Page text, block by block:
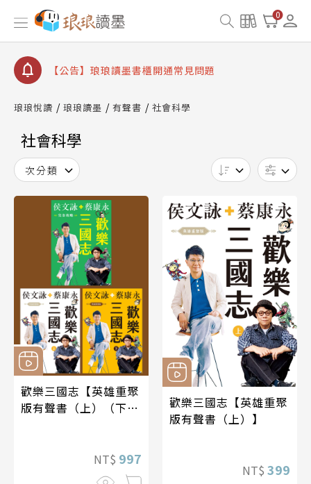
0
【公告】琅琅讀墨數位閱讀資產合併與書櫃開通申請
【公告】琅琅讀墨書櫃開通常見問題
【公告】琅琅讀墨 3 分鐘完成書櫃開通與資產合併申
請圖文教學
查詢
停部分閱讀服務
琅琅悅讀 琅琅讀墨 有聲書 社會科學
社會科學
次分類
歡樂三國志【英雄重聚
版有聲書（上）（下）
NT$ 997
歡樂三國志【英雄重聚
版有聲書（上）】
NT$ 399